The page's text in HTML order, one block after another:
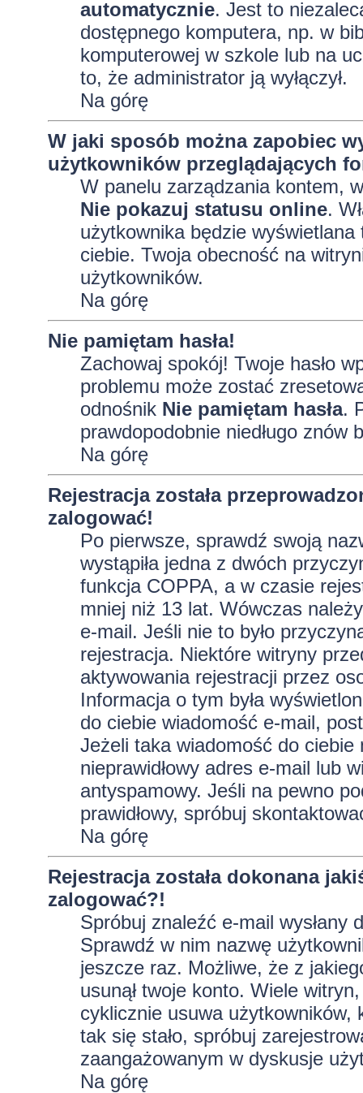
automatycznie. Jest to
dostępnego komputera, np. w
komputerowej w szkole lub na
to, że administrator ją wyłączył.
Na górę
W jaki sposób można zapobiec
użytkowników przeglądających
W panelu zarządzania kontem,
Nie pokazuj statusu online.
użytkownika będzie
ciebie. Twoja obecność na
użytkowników.
Na górę
Nie pamiętam hasła!
Zachowaj spokój! Twoje hasło
problemu może zostać
odnośnik Nie pamiętam hasła.
prawdopodobnie niedługo znów
Na górę
Rejestracja została
zalogować!
Po pierwsze, sprawdź swoją
wystąpiła jedna z dwóch
funkcja COPPA, a w czasie
mniej niż 13 lat. Wówczas
e-mail. Jeśli nie to było
rejestracja. Niektóre witryny
aktywowania rejestracji przez
Informacja o tym była
do ciebie wiadomość e-mail,
Jeżeli taka wiadomość do ciebie
nieprawidłowy adres e-mail lub
antyspamowy. Jeśli na pewno
prawidłowy, spróbuj
Na górę
Rejestracja została dokonana
zalogować?!
Spróbuj znaleźć e-mail wysłany
Sprawdź w nim nazwę
jeszcze raz. Możliwe, że z
usunął twoje konto. Wiele
cyklicznie usuwa użytkowników,
tak się stało, spróbuj
zaangażowanym w dyskusje
Na górę